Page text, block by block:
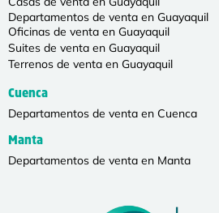
Departamentos de venta en Guayaquil
Oficinas de venta en Guayaquil
Suites de venta en Guayaquil
Terrenos de venta en Guayaquil
Cuenca
Departamentos de venta en Cuenca
Manta
Departamentos de venta en Manta